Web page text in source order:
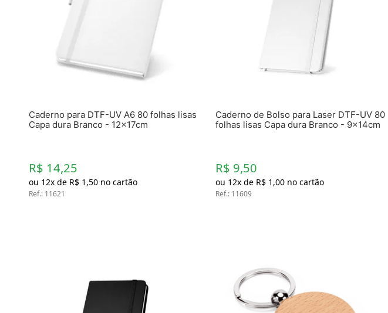
Caderno para DTF-UV A6 80 folhas lisas
Capa dura Branco - 12x17cm
R$ 14,25
ou 12x de R$ 1 ,50 no cartão
Ref.: 11621
Caderno de Bolso para Laser DTF-UV 80
folhas lisas Capa dura Branco - 9x14cm
R$ 9,50
ou 12x de R$ 1 ,00no cartão
Ref.: 11609